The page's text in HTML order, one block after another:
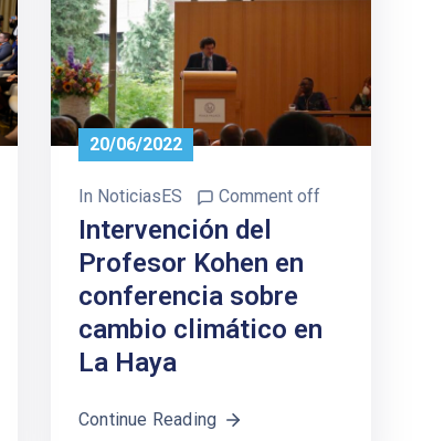
20/06/2022
In NoticiasES Comment off
Intervención del
Profesor Kohen en
conferencia sobre
cambio climático en
La Haya
Continue Reading